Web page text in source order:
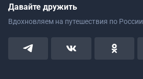
Давайте дружить
Вдохновляем на путешествия по России